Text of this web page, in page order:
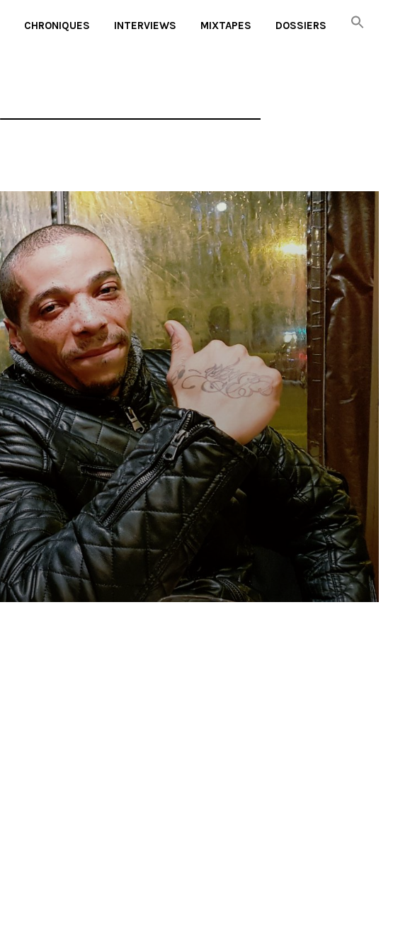
CHRONIQUES INTERVIEWS MIXTAPES DOSSIERS